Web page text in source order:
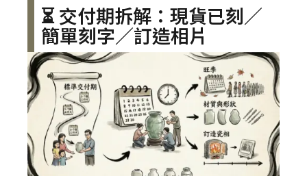
⏳ 交付期拆解：現貨已刻／
簡單刻字／訂造相片